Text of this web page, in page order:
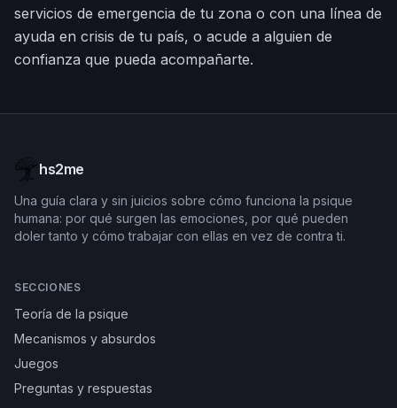
servicios de emergencia de tu zona o con una línea de
ayuda en crisis de tu país, o acude a alguien de
confianza que pueda acompañarte.
hs2me
Una guía clara y sin juicios sobre cómo funciona la psique
humana: por qué surgen las emociones, por qué pueden
doler tanto y cómo trabajar con ellas en vez de contra ti.
SECCIONES
Teoría de la psique
Mecanismos y absurdos
Juegos
Preguntas y respuestas